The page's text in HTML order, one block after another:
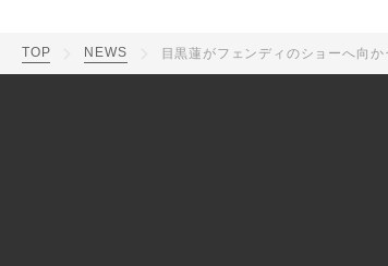
TOP NEWS 目黒蓮がフェンディのショーへ向